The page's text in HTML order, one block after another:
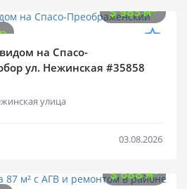
$983 м2
на Спасо-
ул. Нежинская #35858
улица
03.08.2026
$688 м2